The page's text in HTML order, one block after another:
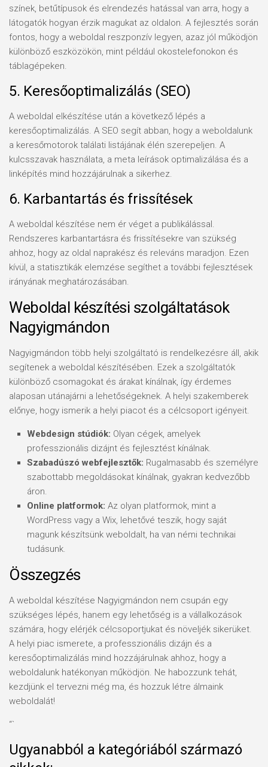
színek, betűtípusok és elrendezés hatással van arra, hogy a
látogatók hogyan érzik magukat az oldalon. A fejlesztés során
fontos, hogy a weboldal reszponzív legyen, azaz jól működjön
különböző eszközökön, mint például okostelefonokon és
táblagépeken.
5. Keresőoptimalizálás (SEO)
A weboldal elkészítése után a következő lépés a
keresőoptimalizálás. A SEO segít abban, hogy a weboldalunk
a keresőmotorok találati listájának élén szerepeljen. A
kulcsszavak használata, a meta leírások optimalizálása és a
linképítés mind hozzájárulnak a sikerhez.
6. Karbantartás és frissítések
A weboldal készítése nem ér véget a publikálással.
Rendszeres karbantartásra és frissítésekre van szükség
ahhoz, hogy az oldal naprakész és releváns maradjon. Ezen
kívül, a statisztikák elemzése segíthet a további fejlesztések
irányának meghatározásában.
Weboldal készítési szolgáltatások
Nagyigmándon
Nagyigmándon több helyi szolgáltató is rendelkezésre áll, akik
segítenek a weboldal készítésében. Ezek a szolgáltatók
különböző csomagokat és árakat kínálnak, így érdemes
alaposan utánajárni a lehetőségeknek. A helyi szakemberek
előnye, hogy ismerik a helyi piacot és a célcsoport igényeit.
Webdesign stúdiók: Olyan cégek, amelyek
professzionális dizájnt és fejlesztést kínálnak.
Szabadúszó webfejlesztők: Rugalmasabb és személyre
szabottabb megoldásokat kínálnak, gyakran kedvezőbb
áron.
Online platformok: Az olyan platformok, mint a
WordPress vagy a Wix, lehetővé teszik, hogy saját
magunk készítsünk weboldalt, ha van némi technikai
tudásunk.
Összegzés
A weboldal készítése Nagyigmándon nem csupán egy
szükséges lépés, hanem egy lehetőség is a vállalkozások
számára, hogy elérjék célcsoportjukat és növeljék sikerüket.
A helyi piac ismerete, a professzionális dizájn és a
keresőoptimalizálás mind hozzájárulnak ahhoz, hogy a
weboldalunk hatékonyan működjön. Ne habozzunk tehát,
kezdjünk el tervezni még ma, és hozzuk létre álmaink
weboldalát!
“`
Ugyanabból a kategóriából származó